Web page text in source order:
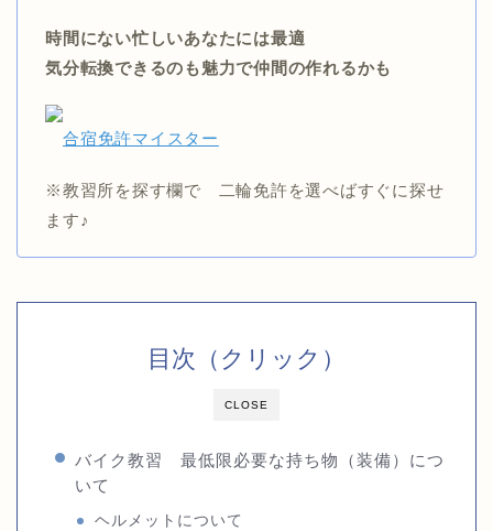
時間にない忙しいあなたには最適
気分転換できるのも魅力で仲間の作れるかも
合宿免許マイスター
※教習所を探す欄で 二輪免許を選べばすぐに探せ
ます♪
CLOSE
目次（クリック）
バイク教習 最低限必要な持ち物（装備）につ
いて
ヘルメットについて